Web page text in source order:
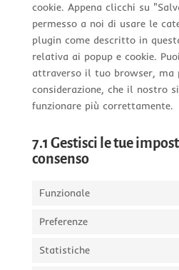
cookie. Appena clicchi su
permesso a noi di usare le
plugin come descritto in
relativa ai popup e cookie.
attraverso il tuo browser, ma
considerazione, che il nostro
funzionare più correttamente.
7.1 Gestisci le tue
consenso
Funzionale
Preferenze
Statistiche